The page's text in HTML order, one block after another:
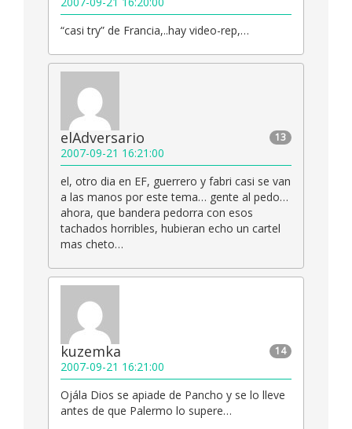
“casi try” de Francia,..hay video-rep,…
13
elAdversario
2007-09-21 16:21:00
el, otro dia en EF, guerrero y fabri casi se van
a las manos por este tema… gente al pedo…
ahora, que bandera pedorra con esos
tachados horribles, hubieran echo un cartel
mas cheto…
14
kuzemka
2007-09-21 16:21:00
Ojála Dios se apiade de Pancho y se lo lleve
antes de que Palermo lo supere…